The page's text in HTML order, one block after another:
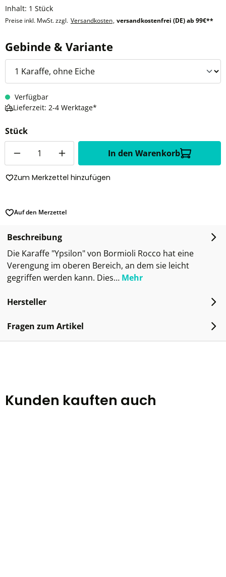
Inhalt: 1 Stück
Preise inkl. MwSt. zzgl. Versandkosten, versandkostenfrei (DE) ab 99€**
Gebinde & Variante
Verfügbar
Lieferzeit: 2-4 Werktage*
Stück
In den Warenkorb
Zum Merkzettel hinzufügen
Auf den Merzettel
Beschreibung
Die Karaffe "Ypsilon" von Bormioli Rocco hat eine
Verengung im oberen Bereich, an dem sie leicht
gegriffen werden kann. Dies… Mehr
Hersteller
Fragen zum Artikel
Kunden kauften auch